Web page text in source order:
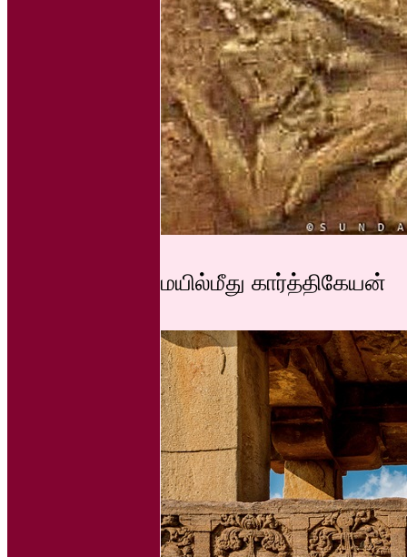
மயில்மீது கார்த்திகேயன்